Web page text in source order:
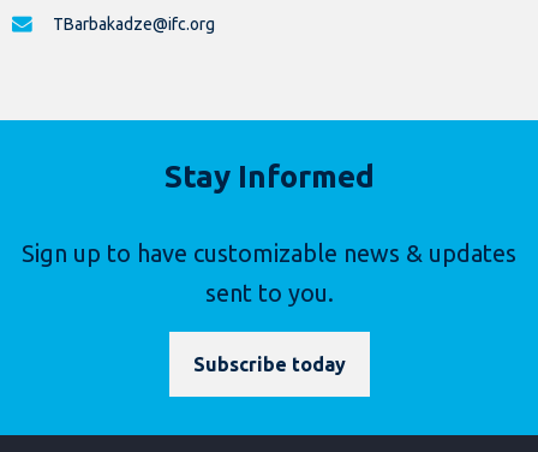
TBarbakadze@ifc.org
Stay Informed
Sign up to have customizable news & updates
sent to you.
Subscribe today